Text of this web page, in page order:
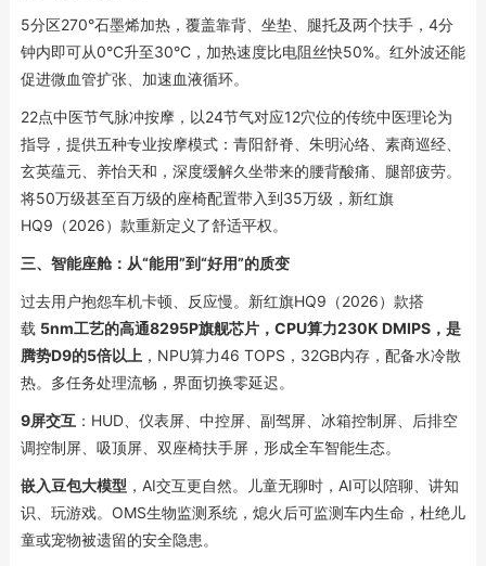
5分区270°石墨烯加热，覆盖靠背、坐垫、腿托及两个扶手，4分
钟内即可从0°C升至30°C，加热速度比电阻丝快50%。红外波还能
促进微血管扩张、加速血液循环。
22点中医节气脉冲按摩，以24节气对应12穴位的传统中医理论为
指导，提供五种专业按摩模式：青阳舒脊、朱明沁络、素商巡经、
玄英蕴元、养怡天和，深度缓解久坐带来的腰背酸痛、腿部疲劳。
将50万级甚至百万级的座椅配置带入到35万级，新红旗
HQ9（2026）款重新定义了舒适平权。
三、智能座舱：从“能用”到“好用”的质变
过去用户抱怨车机卡顿、反应慢。新红旗HQ9（2026）款搭
载 5nm工艺的高通8295P旗舰芯片，CPU算力230K DMIPS，是
腾势D9的5倍以上 ，NPU算力46 TOPS，32GB内存，配备水冷散
热。多任务处理流畅，界面切换零延迟。
9屏交互：HUD、仪表屏、中控屏、副驾屏、冰箱控制屏、后排空
调控制屏、吸顶屏、双座椅扶手屏，形成全车智能生态。
嵌入豆包大模型 ，AI交互更自然。儿童无聊时，AI可以陪聊、讲知
识、玩游戏。OMS生物监测系统，熄火后可监测车内生命，杜绝儿
童或宠物被遗留的安全隐患。